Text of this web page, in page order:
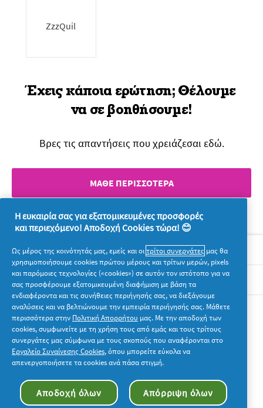
ZzzQuil
Έχεις κάποια ερώτηση; Θέλουμε
να σε βοηθήσουμε!
Βρες τις απαντήσεις που χρειάζεσαι εδώ.
ΜΑΘΕ ΠΕΡΙΣΣΟΤΕΡΑ
Σχετικά με την P&G
Νομικά
Ακολουθήστε μας
© 2026 Procter & Gamble. Με την επιφύλαξη παντός
δικαιώματος. Η χρήση και η πρόσβαση στις πληροφορίες σε
Η ευκαιρία σας για εξατομικευμένες προσφορές
και περιεχόμενο! Αποδοχή Cookies τώρα! 😊
Ως μέρος της κοινότητάς μας, εμείς και οιτρίτοι συνεργάτες μας θα
χρησιμοποιήσουμε cookies πρώτου μέρους και τρίτων μερών, pixels
και παρόμοιες τεχνολογίες («cookies») σε αυτόν τον ιστότοπο για να
σας προσφέρουμε εξατομικευμένη διαφήμιση με βάση τα
ενδιαφέροντα και τις συνήθειες περιήγησής σας, να διεξάγουμε
αναλύσεις και να βελτιώνουμε την εμπειρία περιήγησής σας. Μάθετε
περισσότερα στην Πολιτική Απορρήτου μας. Με την αποδοχή των
cookies, συμφωνείτε με τη χρήση τους από εμάς και τους τρίτους
συνεργάτες μας σύμφωνα με τους σκοπούς που αναφέρονται στο
Εργαλείο Συναίνεσης Cookies, όπου μπορείτε εύκολα να
απενεργοποιήσετε τα cookies ανά πάσα στιγμή.
Αποδοχή όλων Απόρριψη όλων